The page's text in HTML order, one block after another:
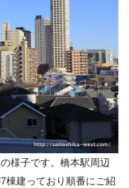
様子です。橋本駅周辺
棟建っており順番にご紹